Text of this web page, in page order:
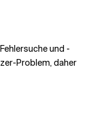
und -
Problem, daher